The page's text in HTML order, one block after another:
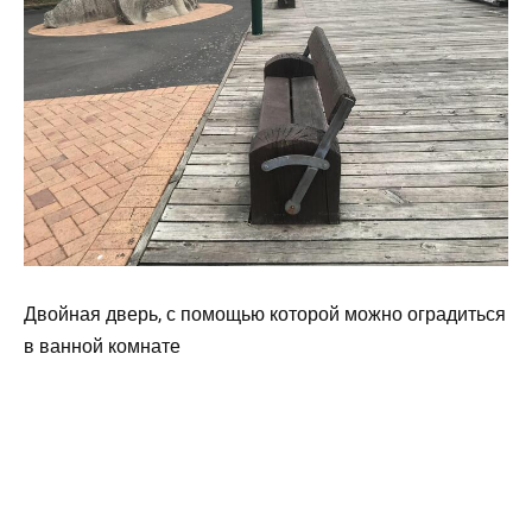
Двойная дверь, с помощью которой можно оградиться
в ванной комнате